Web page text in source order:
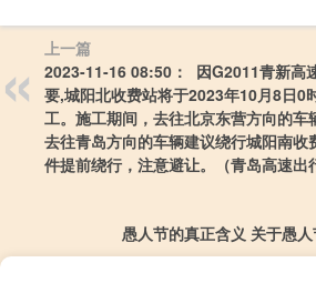
上一篇
2023-11-16 08:50： 因G2011青新高
要,城阳北收费站将于2023年10月8日0
工。施工期间，去往北京东营方向的
去往青岛方向的车辆建议绕行城阳南
件提前绕行，注意避让。（青岛高速出
愚人节的真正含义 关于愚